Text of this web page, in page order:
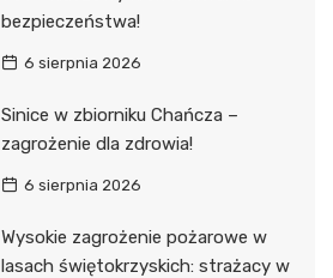
bezpieczeństwa!
6 sierpnia 2026
Sinice w zbiorniku Chańcza –
zagrożenie dla zdrowia!
6 sierpnia 2026
Wysokie zagrożenie pożarowe w
lasach świętokrzyskich: strażacy w